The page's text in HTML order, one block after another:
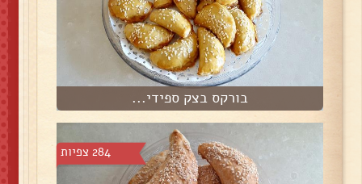
בורקס בצק ספידי...
284 צפיות